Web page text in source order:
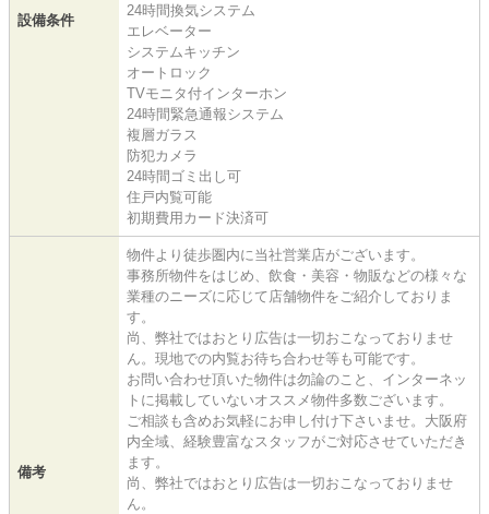
設備条件
24時間換気システム
エレベーター
システムキッチン
オートロック
TVモニタ付インターホン
24時間緊急通報システム
複層ガラス
防犯カメラ
24時間ゴミ出し可
住戸内覧可能
初期費用カード決済可
備考
物件より徒歩圏内に当社営業店がございます。
事務所物件をはじめ、飲食・美容・物販などの様々な
業種のニーズに応じて店舗物件をご紹介しておりま
す。
尚、弊社ではおとり広告は一切おこなっておりませ
ん。現地での内覧お待ち合わせ等も可能です。
お問い合わせ頂いた物件は勿論のこと、インターネッ
トに掲載していないオススメ物件多数ございます。
ご相談も含めお気軽にお申し付け下さいませ。大阪府
内全域、経験豊富なスタッフがご対応させていただき
ます。
尚、弊社ではおとり広告は一切おこなっておりませ
ん。